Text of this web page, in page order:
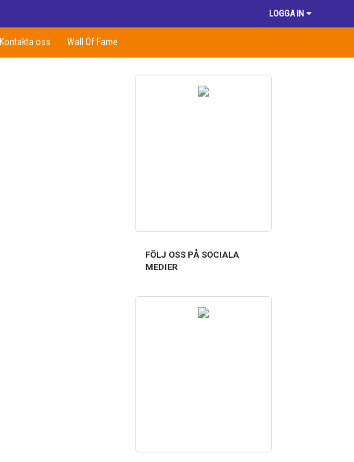
LOGGA IN
Kontakta oss Wall Of Fame
FÖLJ OSS PÅ SOCIALA
MEDIER